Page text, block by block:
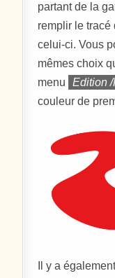
partant de la
remplir le tracé
celui-ci. Vous
mêmes choix
menu
Edition
couleur de
Il y a